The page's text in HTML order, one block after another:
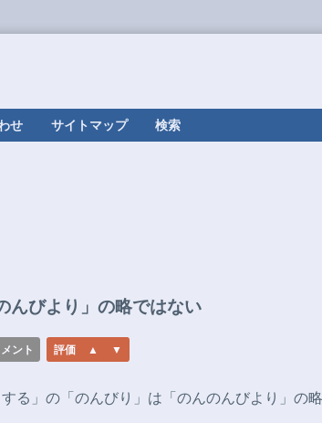
せ サイトマップ 検索
んびより」の略ではない
る」の「のんびり」は「のんのんびより」の略